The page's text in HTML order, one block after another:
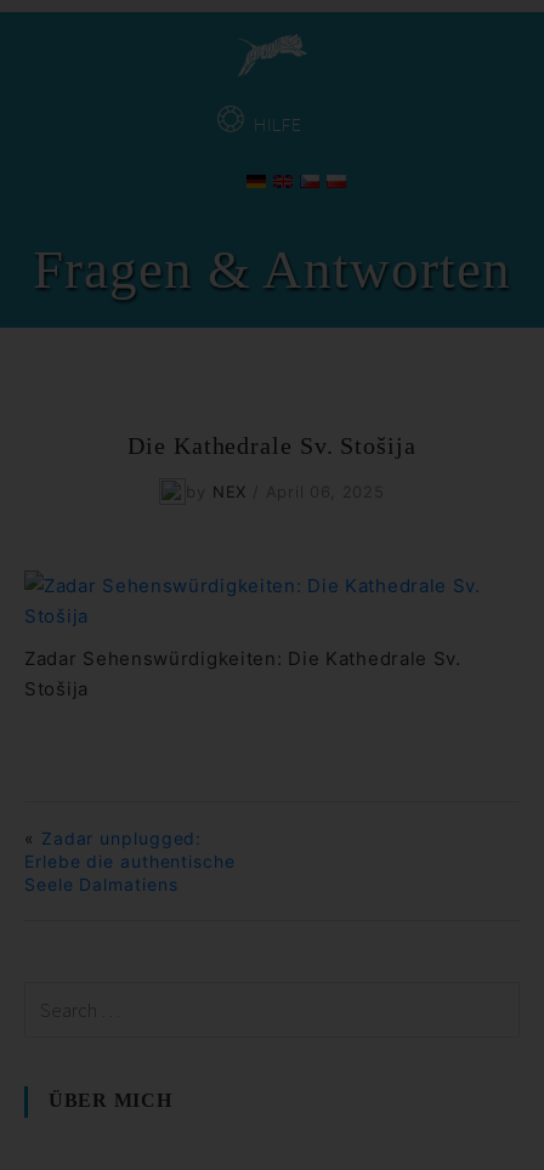
HILFE
Fragen & Antworten
Die Kathedrale Sv. Stošija
NEX
Zadar Sehenswürdigkeiten: Die Kathedrale Sv.
Stošija
« Zadar unplugged:
Erlebe die authentische
Seele Dalmatiens
ÜBER MICH